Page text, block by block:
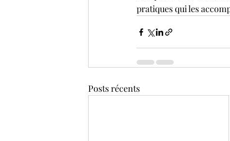
pratiques qui les
Posts récents